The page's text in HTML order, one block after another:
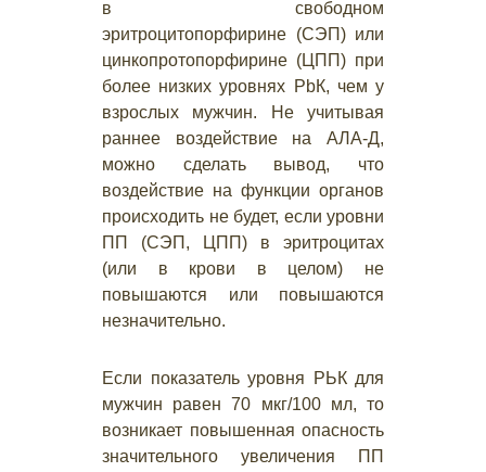
в свободном
эритроцитопорфирине (СЭП) или
цинкопротопорфирине (ЦПП) при
более низких уровнях РbК, чем у
взрослых мужчин. Не учитывая
раннее воздействие на АЛА-Д,
можно сделать вывод, что
воздействие на функции органов
происходить не будет, если уровни
ПП (СЭП, ЦПП) в эритроцитах
(или в крови в целом) не
повышаются или повышаются
незначительно.
Если показатель уровня РЬК для
мужчин равен 70 мкг/100 мл, то
возникает повышенная опасность
значительного увеличения ПП